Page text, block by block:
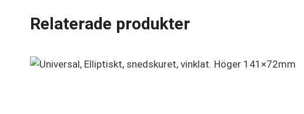
Relaterade produkter